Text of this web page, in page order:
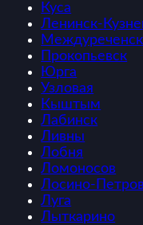
Куса
Ленинск-
Междуреченск
Прокопьевск
Юрга
Узловая
Кыштым
Лабинск
Ливны
Лобня
Ломоносов
Лосино-
Луга
Лыткарино